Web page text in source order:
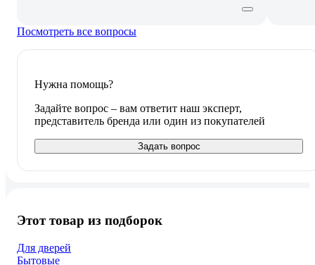
Посмотреть все вопросы
Нужна помощь?
Задайте вопрос – вам ответит наш эксперт,
представитель бренда или один из покупателей
Задать вопрос
Этот товар из подборок
Для дверей
Бытовые